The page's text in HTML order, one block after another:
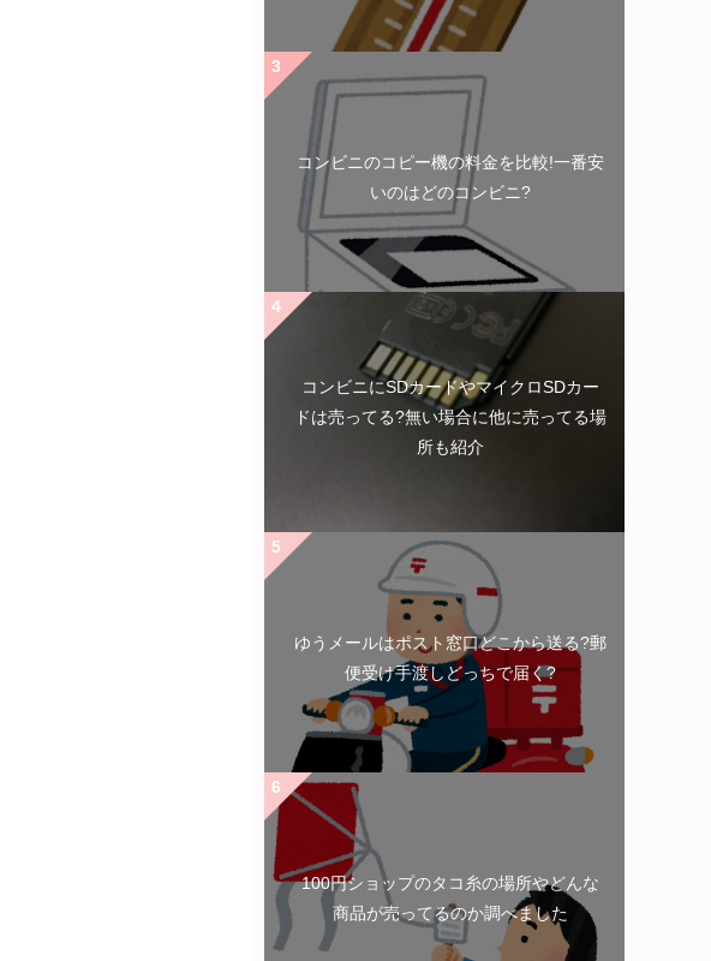
コンビニのコピー機の料金を比較!一番安
いのはどのコンビニ?
コンビニにSDカードやマイクロSDカー
ドは売ってる?無い場合に他に売ってる場
所も紹介
ゆうメールはポスト窓口どこから送る?郵
便受け手渡しどっちで届く?
100円ショップのタコ糸の場所やどんな
商品が売ってるのか調べました